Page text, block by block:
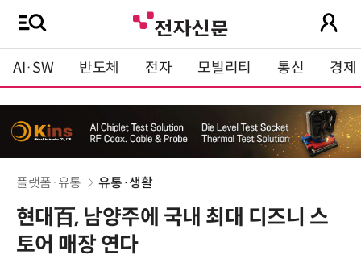
AI·SW 반도체 전자 모빌리티 통신 경제
플랫폼·유통 유통·생활
현대百, 남양주에 국내 최대 디즈니 스
토어 매장 연다